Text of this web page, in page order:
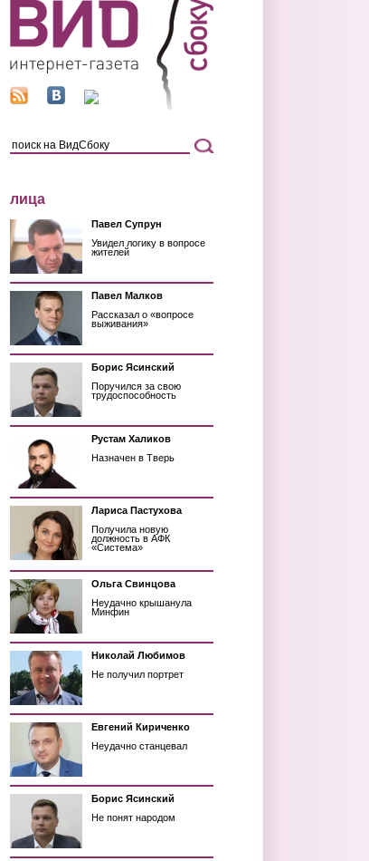
лица
Павел Супрун
Увидел логику в вопросе
жителей
Павел Малков
Рассказал о «вопросе
выживания»
Борис Ясинский
Поручился за свою
трудоспособность
Рустам Халиков
Назначен в Тверь
Лариса Пастухова
Получила новую
должность в АФК
«Система»
Ольга Свинцова
Неудачно крышанула
Минфин
Николай Любимов
Не получил портрет
Евгений Кириченко
Неудачно станцевал
Борис Ясинский
Не понят народом